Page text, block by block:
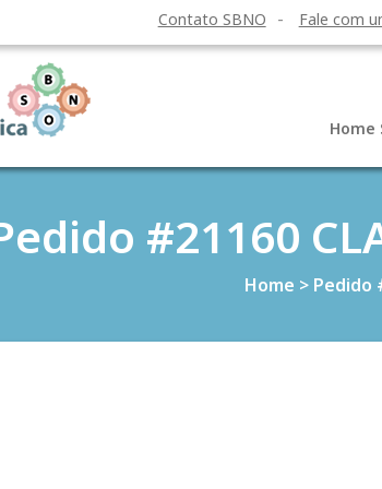
Contato SBNO Fale com
Home
#21160
Home > Pedido